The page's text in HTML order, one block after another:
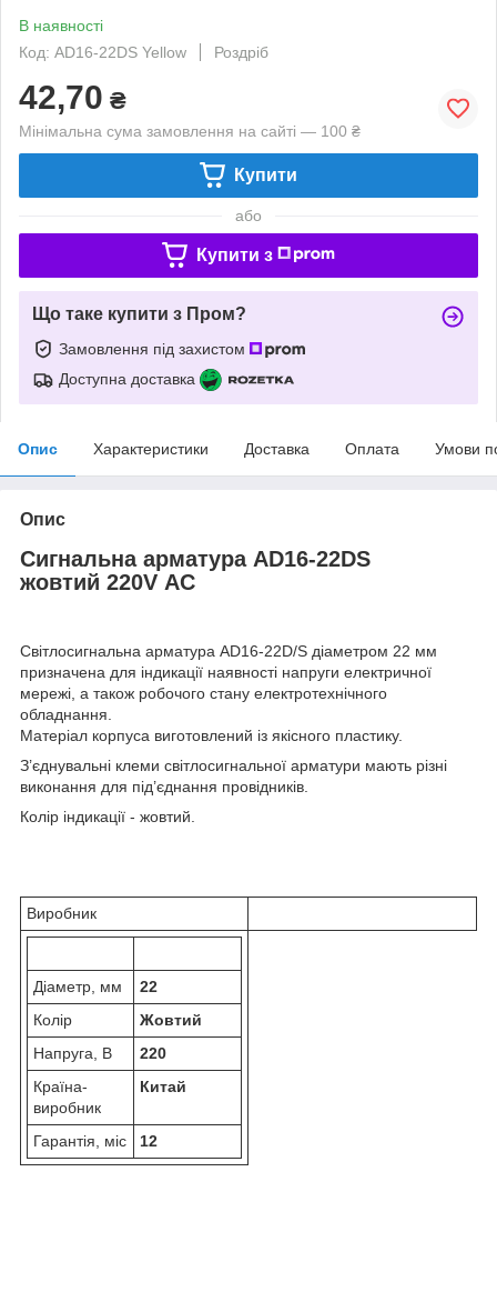
В наявності
Код: AD16-22DS Yellow
Роздріб
42,70 ₴
Мінімальна сума замовлення на сайті — 100 ₴
Купити
або
Купити з
Що таке купити з Пром?
Замовлення під захистом
Доступна доставка
Опис Характеристики Доставка Оплата Умови
Опис
Сигнальна арматура AD16-22DS
жовтий 220V АC
Світлосигнальна арматура AD16-22D/S діаметром 22 мм
призначена для індикації наявності напруги електричної
мережі, а також робочого стану електротехнічного
обладнання.
Матеріал корпуса виготовлений із якісного пластику.
З’єднувальні клеми світлосигнальної арматури мають різні
виконання для під’єднання провідників.
Колір індикації - жовтий.
Виробник
Діаметр, мм
22
Колір
Жовтий
Напруга, В
220
Країна-
виробник
Китай
Гарантія, міс 12